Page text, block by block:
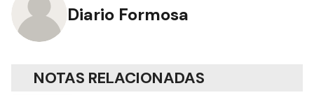
Diario Formosa
NOTAS RELACIONADAS